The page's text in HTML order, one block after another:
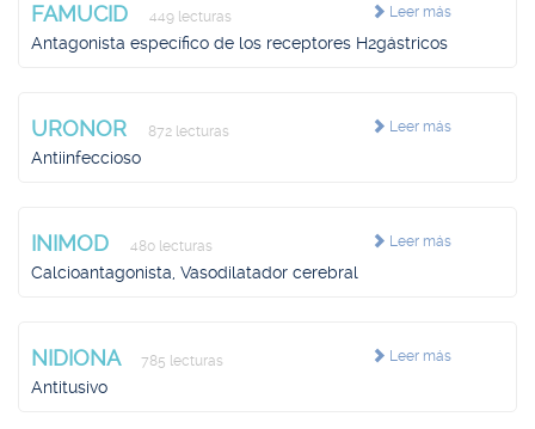
Leer más
FAMUCID 449 lecturas
Antagonista específico de los receptores H2gástricos
Leer más
URONOR 872 lecturas
Antiinfeccioso
Leer más
INIMOD 480 lecturas
Calcioantagonista, Vasodilatador cerebral
Leer más
NIDIONA 785 lecturas
Antitusivo